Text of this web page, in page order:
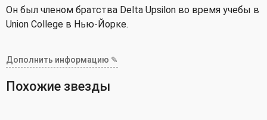
Он был членом братства Delta Upsilon во время учебы в
Union College в Нью-Йорке.
Дополнить информацию ✎
Похожие звезды